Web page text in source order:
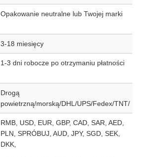
Opakowanie neutralne lub Twojej marki
3-18 miesięcy
1-3 dni robocze po otrzymaniu płatności
Drogą
powietrzną/morską/DHL/UPS/Fedex/TNT/
RMB, USD, EUR, GBP, CAD, SAR, AED,
PLN, SPRÓBUJ, AUD, JPY, SGD, SEK,
DKK,